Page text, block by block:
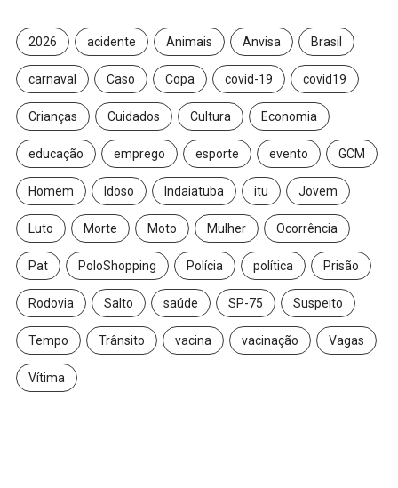
2026 acidente Animais Anvisa Brasil
carnaval Caso Copa covid-19 covid19
Crianças Cuidados Cultura Economia
educação emprego esporte evento GCM
Homem Idoso Indaiatuba itu Jovem
Luto Morte Moto Mulher Ocorrência
Pat PoloShopping Polícia política Prisão
Rodovia Salto saúde SP-75 Suspeito
Tempo Trânsito vacina vacinação Vagas
Vítima